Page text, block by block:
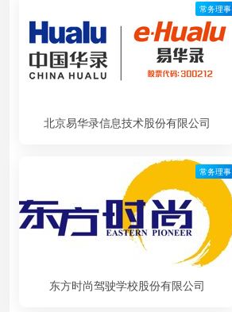
北京易华录信息技术股份有限公司
常务理事
东方时尚驾驶学校股份有限公司
常务理事